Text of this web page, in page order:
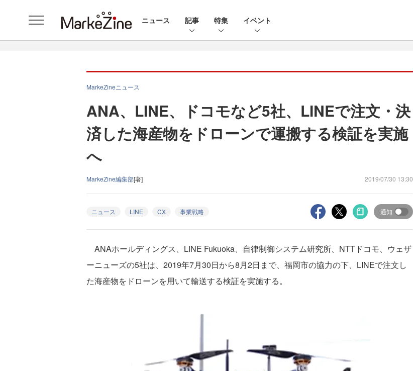
ニュース 記事 特集 イベント
MarkeZineニュース
ANA、LINE、ドコモなど5社、LINEで注文・決
済した海産物をドローンで運搬する検証を実施
へ
MarkeZine編集部[著] 2019/07/30 13:30
ニュース LINE CX 事業戦略 通知
ANAホールディングス、LINE Fukuoka、自律制御システム研究所、NTTドコモ、ウェザ
ーニューズの5社は、2019年7月30日から8月2日まで、福岡市の協力の下、LINEで注文し
た海産物をドローンを用いて輸送する検証を実施する。